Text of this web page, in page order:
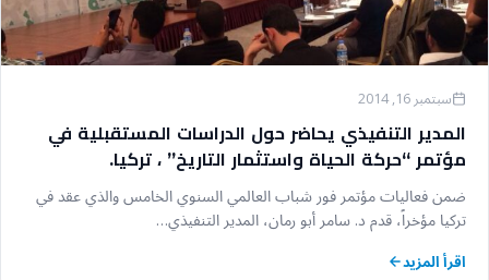
سبتمبر 16, 2014
المدير التنفيذي يحاضر حول الدراسات المستقبلية في
مؤتمر “حركة الحياة واستثمار التاريخ” ، تركيا.
ضمن فعاليات مؤتمر فور شباب العالمي السنوي الخامس والذي عقد في
تركيا مؤخراً، قدم د. سامر أبو رمان، المدير التنفيذي…
اقرأ المزيد